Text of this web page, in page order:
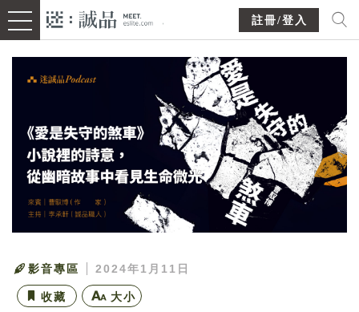
註冊/登入
影音專區 2024年1月11日
收藏 大小